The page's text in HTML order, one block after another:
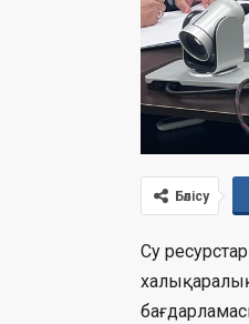
Бөлісу
Су